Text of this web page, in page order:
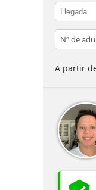
adults
A partir